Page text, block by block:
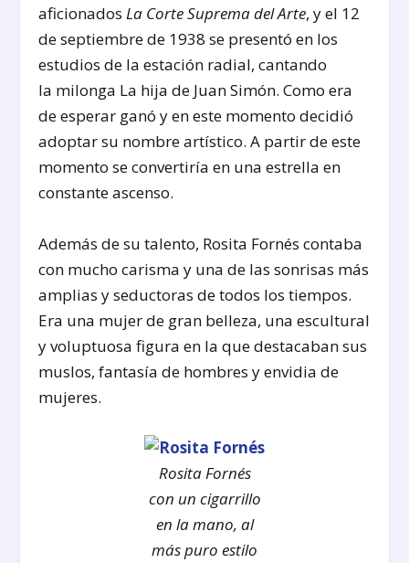
aficionadosLa Corte Suprema del Arte, y el 12
de septiembre de 1938 se presentó en los
estudios de la estación radial, cantando
la milonga La hija de Juan Simón. Como era
de esperar ganó y en este momento decidió
adoptar su nombre artístico. A partir de este
momento se convertiría en una estrella en
constante ascenso.
Además de su talento, Rosita Fornés contaba
con mucho carisma y una de las sonrisas más
amplias y seductoras de todos los tiempos.
Era una mujer de gran belleza, una escultural
y voluptuosa figura en la que destacaban sus
muslos, fantasía de hombres y envidia de
mujeres.
Rosita Fornés
con un cigarrillo
en la mano, al
más puro estilo